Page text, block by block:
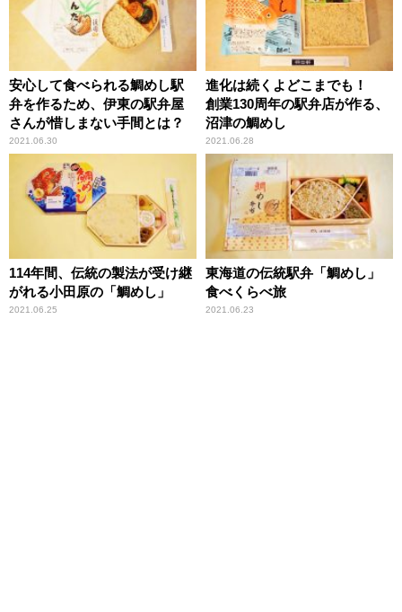
安心して食べられる鯛めし駅
弁を作るため、伊東の駅弁屋
さんが惜しまない手間とは？
2021.06.30
進化は続くよどこまでも！
創業130周年の駅弁店が作る、
沼津の鯛めし
2021.06.28
114年間、伝統の製法が受け継
がれる小田原の「鯛めし」
2021.06.25
東海道の伝統駅弁「鯛めし」
食べくらべ旅
2021.06.23